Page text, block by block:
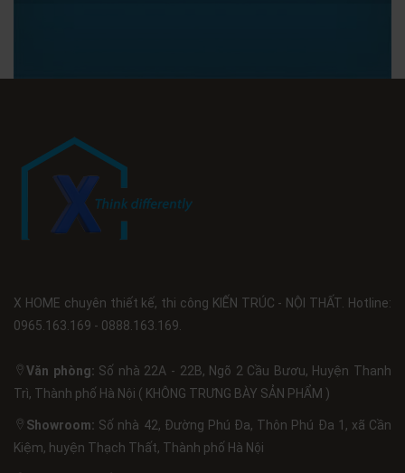
X HOME chuyên thiết kế, thi công KIẾN TRÚC - NỘI THẤT. Hotline:
0965.163.169 - 0888.163.169.
Văn phòng: Số nhà 22A - 22B, Ngõ 2 Cầu Bươu, Huyện Thanh
Trì, Thành phố Hà Nội ( KHÔNG TRƯNG BÀY SẢN PHẨM )
Showroom: Số nhà 42, Đường Phú Đa, Thôn Phú Đa 1, xã Cần
Kiệm, huyện Thạch Thất, Thành phố Hà Nội